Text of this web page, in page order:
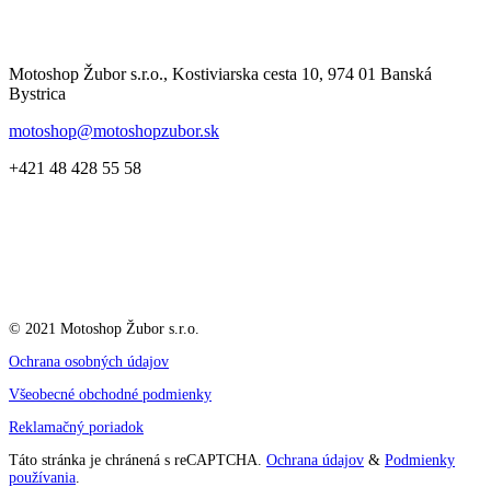
Motoshop Žubor s.r.o., Kostiviarska cesta 10, 974 01 Banská
Bystrica
motoshop@motoshopzubor.sk
+421 48 428 55 58
© 2021 Motoshop Žubor s.r.o.
Ochrana osobných údajov
Všeobecné obchodné podmienky
Reklamačný poriadok
Táto stránka je chránená s reCAPTCHA. Ochrana údajov & Podmienky
používania.